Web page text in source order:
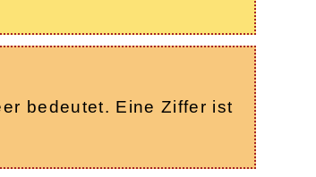
bedeutet. Eine Ziffer ist